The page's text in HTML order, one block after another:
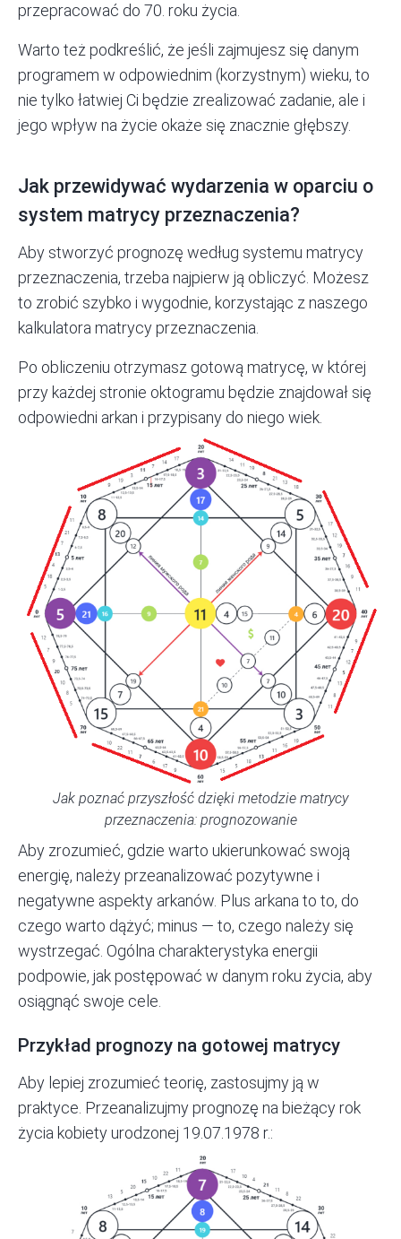
przepracować do 70. roku życia.
Warto też podkreślić, że jeśli zajmujesz się danym
programem w odpowiednim (korzystnym) wieku, to
nie tylko łatwiej Ci będzie zrealizować zadanie, ale i
jego wpływ na życie okaże się znacznie głębszy.
Jak przewidywać wydarzenia w oparciu o
system matrycy przeznaczenia?
Aby stworzyć prognozę według systemu matrycy
przeznaczenia, trzeba najpierw ją obliczyć. Możesz
to zrobić szybko i wygodnie, korzystając z naszego
kalkulatora matrycy przeznaczenia.
Po obliczeniu otrzymasz gotową matrycę, w której
przy każdej stronie oktogramu będzie znajdował się
odpowiedni arkan i przypisany do niego wiek.
Jak poznać przyszłość dzięki metodzie matrycy
przeznaczenia: prognozowanie
Aby zrozumieć, gdzie warto ukierunkować swoją
energię, należy przeanalizować pozytywne i
negatywne aspekty arkanów. Plus arkana to to, do
czego warto dążyć; minus — to, czego należy się
wystrzegać. Ogólna charakterystyka energii
podpowie, jak postępować w danym roku życia, aby
osiągnąć swoje cele.
Przykład prognozy na gotowej matrycy
Aby lepiej zrozumieć teorię, zastosujmy ją w
praktyce. Przeanalizujmy prognozę na bieżący rok
życia kobiety urodzonej 19.07.1978 r.: